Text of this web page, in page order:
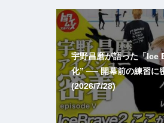
宇野昌磨が語った「Ice
化” ── 開幕前の練習
(2026/7/28)